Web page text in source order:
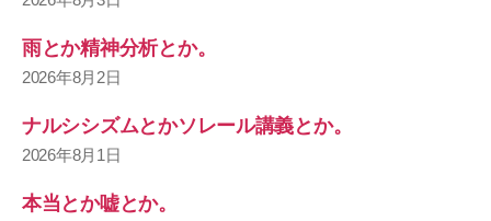
雨とか精神分析とか。
2026年8月2日
ナルシシズムとかソレール講義とか。
2026年8月1日
本当とか嘘とか。